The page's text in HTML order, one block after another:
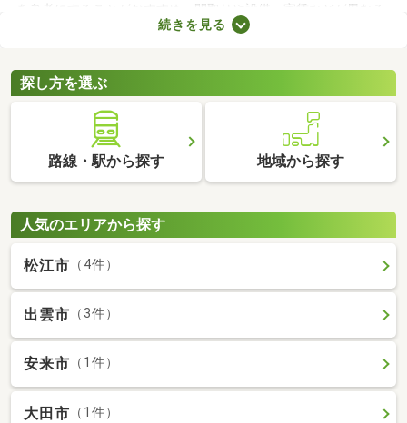
を参考にすることがおすすめ。間取りや設備、家賃などが異なる
さまざまな物件をまとめて見られるので、希望にあう事務所が見
も、複数の事務所を比較してみましょう。
続きを見る
探し方を選ぶ
路線・駅から探す 地域から探す
人気のエリアから探す
松江市 （4件）
出雲市 （3件）
安来市 （1件）
大田市 （1件）